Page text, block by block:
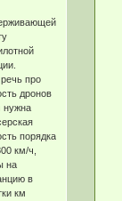
про
дронов
порядка
км/ч,
на
в
км